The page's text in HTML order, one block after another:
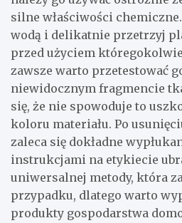
silne właściwości
wodą i delikatnie przetrzyj
przed użyciem
zawsze warto przetestować
niewidocznym fragmencie
się, że nie spowoduje to
koloru materiału. Po
zaleca się dokładne
instrukcjami na etykiecie
uniwersalnej metody, która
przypadku, dlatego warto
produkty gospodarstwa